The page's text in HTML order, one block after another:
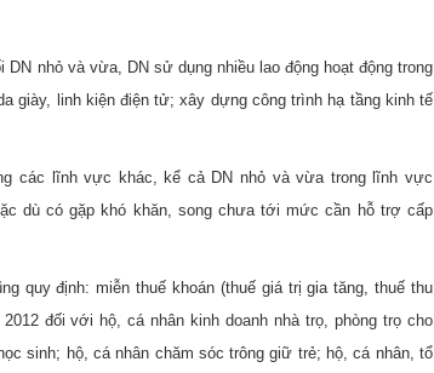
nhỏ và vừa, DN sử dụng nhiều lao động hoạt động trong
giày, linh kiện điện tử; xây dựng công trình hạ tầng kinh tế
các lĩnh vực khác, kể cả DN nhỏ và vừa trong lĩnh vực
dù có gặp khó khăn, song chưa tới mức cần hỗ trợ cấp
quy định: miễn thuế khoán (thuế giá trị gia tăng, thuế thu
đối với hộ, cá nhân kinh doanh nhà trọ, phòng trọ cho
sinh; hộ, cá nhân chăm sóc trông giữ trẻ; hộ, cá nhân, tổ